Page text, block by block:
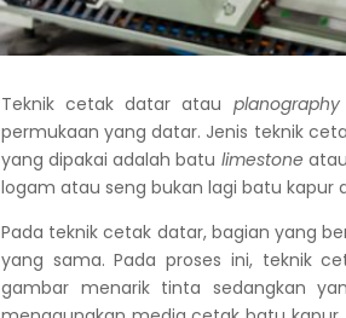
Teknik cetak datar atau
permukaan yang datar. Jenis teknik
yang dipakai adalah batu limestone
logam atau seng bukan lagi batu kapur
Pada teknik cetak datar, bagian yang
yang sama. Pada proses ini, teknik
gambar menarik tinta sedangkan